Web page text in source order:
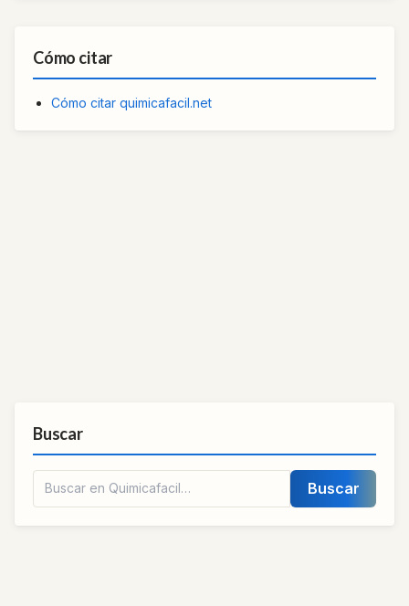
Cómo citar
Cómo citar quimicafacil.net
Buscar
Buscar